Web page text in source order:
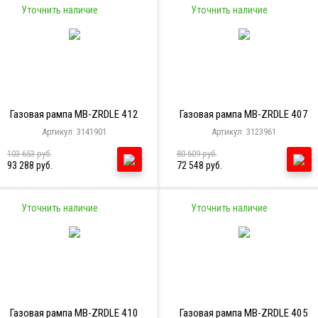
Уточнить наличие
Газовая рампа MB-ZRDLE 412
Артикул: 3141901
103 653 руб.
93 288 руб.
Уточнить наличие
Газовая рампа MB-ZRDLE 407
Артикул: 3123961
80 609 руб.
72 548 руб.
Уточнить наличие
Газовая рампа MB-ZRDLE 410
Уточнить наличие
Газовая рампа MB-ZRDLE 405